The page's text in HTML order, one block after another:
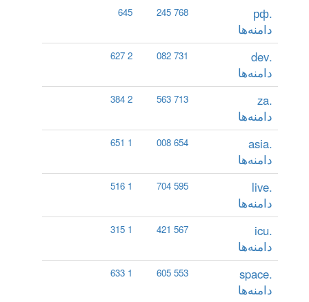
.рф
دامنه‌ها
768 245
645
.dev
دامنه‌ها
731 082
2 627
.za
دامنه‌ها
713 563
2 384
.asia
دامنه‌ها
654 008
1 651
.live
دامنه‌ها
595 704
1 516
.icu
دامنه‌ها
567 421
1 315
.space
دامنه‌ها
553 605
1 633